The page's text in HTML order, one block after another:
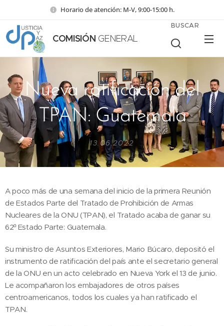
Horario de atención: M-V, 9:00-15:00 h.
COMISIÓN GENERAL
BUSCAR
Nueva ratificación del
TPAN: Guatemala
13.06.2022
A poco más de una semana del inicio de la primera Reunión
de Estados Parte del Tratado de Prohibición de Armas
Nucleares de la ONU (TPAN), el Tratado acaba de ganar su
62º Estado Parte: Guatemala.
Su ministro de Asuntos Exteriores, Mario Búcaro, depositó el
instrumento de ratificación del país ante el secretario general
de la ONU en un acto celebrado en Nueva York el 13 de junio.
Le acompañaron los embajadores de otros países
centroamericanos, todos los cuales ya han ratificado el
TPAN.